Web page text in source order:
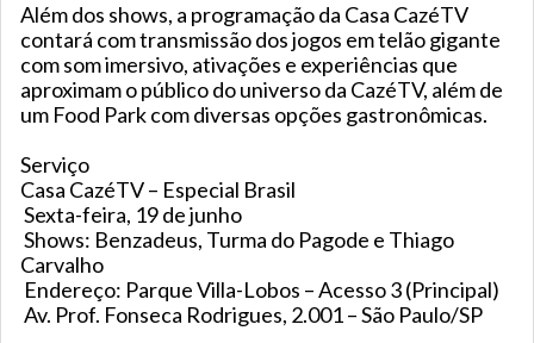
Além dos shows, a programação da Casa CazéTV
contará com transmissão dos jogos em telão gigante
com som imersivo, ativações e experiências que
aproximam o público do universo da CazéTV, além de
um Food Park com diversas opções gastronômicas.
Serviço
Casa CazéTV – Especial Brasil
Sexta-feira, 19 de junho
Shows: Benzadeus, Turma do Pagode e Thiago
Carvalho
Endereço: Parque Villa-Lobos – Acesso 3 (Principal)
Av. Prof. Fonseca Rodrigues, 2.001 – São Paulo/SP